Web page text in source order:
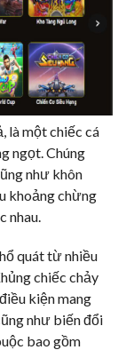
là một chiếc cá
ngọt. Chúng
như khôn
khoảng chừng
nhau.
quát từ nhiều
chiếc chảy
kiện mang
như biến đổi
bao gồm